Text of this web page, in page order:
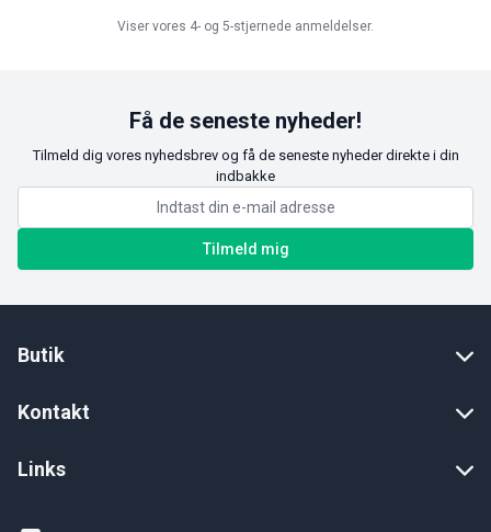
Viser vores 4- og 5-stjernede anmeldelser.
Få de seneste nyheder!
Tilmeld dig vores nyhedsbrev og få de seneste nyheder direkte i din
indbakke
Tilmeld mig
Butik
Kontakt
Links